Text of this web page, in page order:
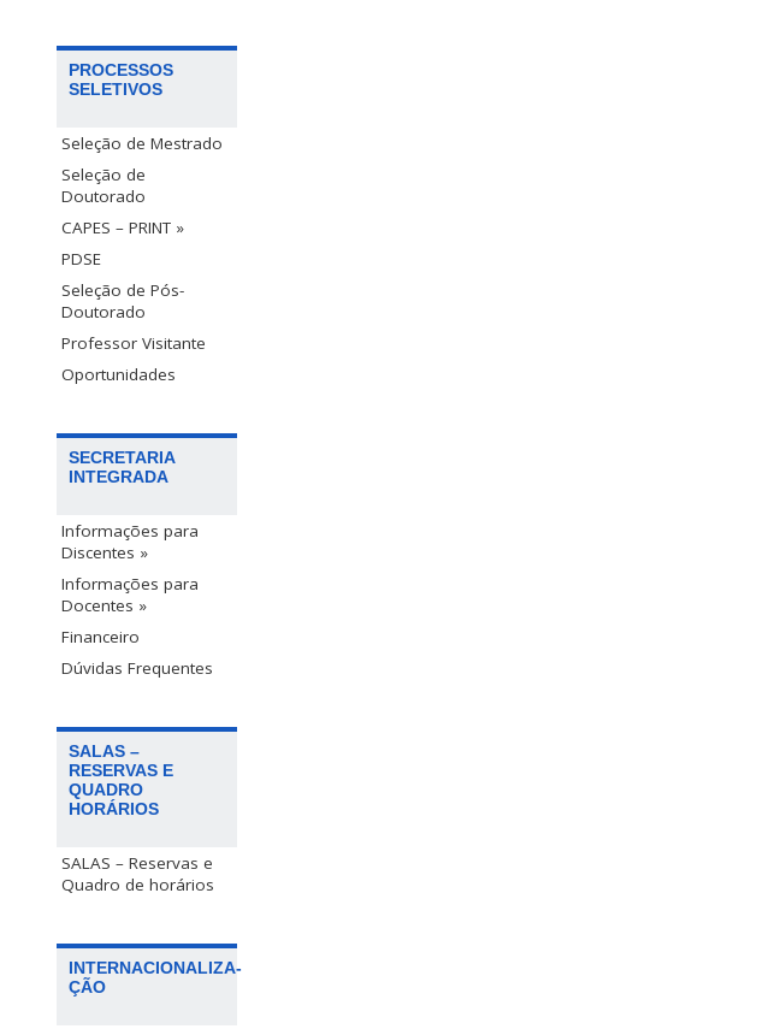
PROCESSOS
SELETIVOS
Seleção de Mestrado
Seleção de
Doutorado
CAPES – PRINT »
PDSE
Seleção de Pós-
Doutorado
Professor Visitante
Oportunidades
SECRETARIA
INTEGRADA
Informações para
Discentes »
Informações para
Docentes »
Financeiro
Dúvidas Frequentes
SALAS –
RESERVAS E
QUADRO
HORÁRIOS
SALAS – Reservas e
Quadro de horários
INTERNACIONALIZA-
ÇÃO